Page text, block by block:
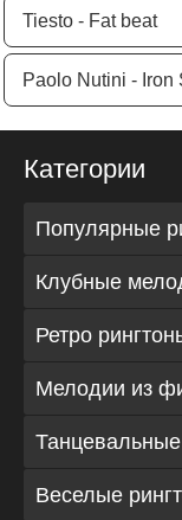
Tiesto - Fat beat
Paolo Nutini - Iron
Категории
Популярные
Клубные
Ретро
Мелодии из
Веселые